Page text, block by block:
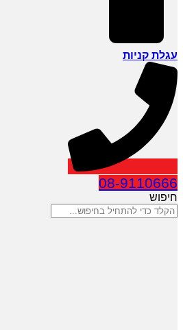
עגלת קניות
08-9110666
חיפוש